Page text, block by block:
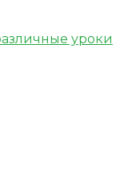
уроки